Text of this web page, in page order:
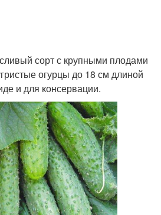
сорт с крупными плодами
огурцы до 18 см длиной
и для консервации.